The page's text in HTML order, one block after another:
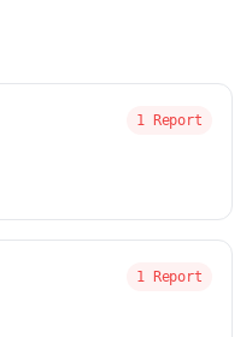
1 Report
1 Report